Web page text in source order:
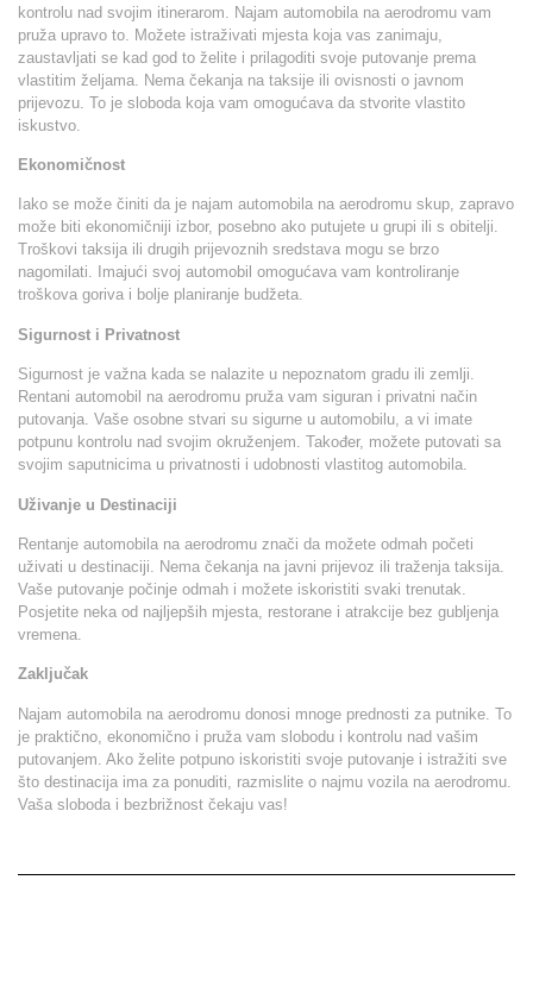
kontrolu nad svojim itinerarom. Najam automobila na aerodromu vam
pruža upravo to. Možete istraživati mjesta koja vas zanimaju,
zaustavljati se kad god to želite i prilagoditi svoje putovanje prema
vlastitim željama. Nema čekanja na taksije ili ovisnosti o javnom
prijevozu. To je sloboda koja vam omogućava da stvorite vlastito
iskustvo.
Ekonomičnost
Iako se može činiti da je najam automobila na aerodromu skup, zapravo
može biti ekonomičniji izbor, posebno ako putujete u grupi ili s obitelji.
Troškovi taksija ili drugih prijevoznih sredstava mogu se brzo
nagomilati. Imajući svoj automobil omogućava vam kontroliranje
troškova goriva i bolje planiranje budžeta.
Sigurnost i Privatnost
Sigurnost je važna kada se nalazite u nepoznatom gradu ili zemlji.
Rentani automobil na aerodromu pruža vam siguran i privatni način
putovanja. Vaše osobne stvari su sigurne u automobilu, a vi imate
potpunu kontrolu nad svojim okruženjem. Također, možete putovati sa
svojim saputnicima u privatnosti i udobnosti vlastitog automobila.
Uživanje u Destinaciji
Rentanje automobila na aerodromu znači da možete odmah početi
uživati u destinaciji. Nema čekanja na javni prijevoz ili traženja taksija.
Vaše putovanje počinje odmah i možete iskoristiti svaki trenutak.
Posjetite neka od najljepših mjesta, restorane i atrakcije bez gubljenja
vremena.
Zaključak
Najam automobila na aerodromu donosi mnoge prednosti za putnike. To
je praktično, ekonomično i pruža vam slobodu i kontrolu nad vašim
putovanjem. Ako želite potpuno iskoristiti svoje putovanje i istražiti sve
što destinacija ima za ponuditi, razmislite o najmu vozila na aerodromu.
Vaša sloboda i bezbrižnost čekaju vas!